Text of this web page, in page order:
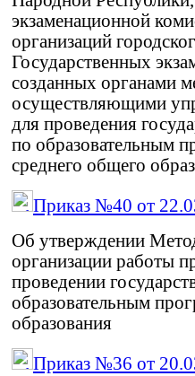
экзаменационной
организаций
Государственных
созданных органами
осуществляющими
для проведения
по образовательным
среднего общего
Приказ №40 от
Об утверждении
организации работы
проведении
образовательным
образования
Приказ №36 от